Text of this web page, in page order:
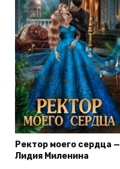
Ректор моего сердца —
Лидия Миленина